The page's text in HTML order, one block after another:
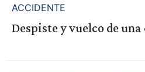
ACCIDENTE
Despiste y vuelco de